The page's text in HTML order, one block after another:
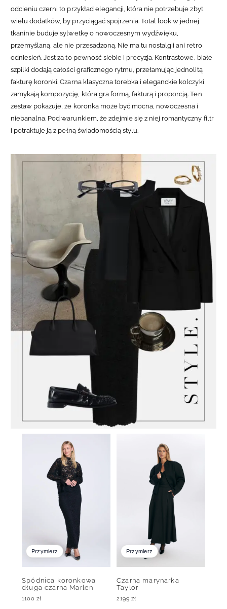
odcieniu czerni to przykład elegancji, która nie potrzebuje zbyt
wielu dodatków, by przyciągać spojrzenia. Total look w jednej
tkaninie buduje sylwetkę o nowoczesnym wydźwięku,
przemyślaną, ale nie przesadzoną. Nie ma tu nostalgii ani retro
odniesień. Jest za to pewność siebie i precyzja. Kontrastowe, białe
szpilki dodają całości graficznego rytmu, przełamując jednolitą
fakturę koronki. Czarna klasyczna torebka i eleganckie kolczyki
zamykają kompozycję, która gra formą, fakturą i proporcją. Ten
zestaw pokazuje, że koronka może być mocna, nowoczesna i
niebanalna. Pod warunkiem, że zdejmie się z niej romantyczny filtr
i potraktuje ją z pełną świadomością stylu.
Przymierz
Spódnica koronkowa
długa czarna Marlen
1100zł
Przymierz
Czarna marynarka
Taylor
2199zł